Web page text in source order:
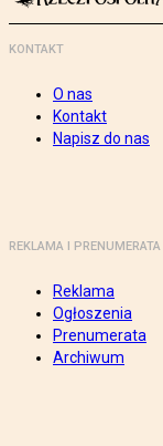
KONTAKT
O nas
Kontakt
Napisz do nas
REKLAMA I PRENUMERATA
Reklama
Ogłoszenia
Prenumerata
Archiwum